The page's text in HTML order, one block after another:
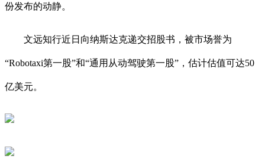
份发布的动静。
文远知行近日向纳斯达克递交招股书，被市场誉为
“Robotaxi第一股”和“通用从动驾驶第一股”，估计估值可达50
亿美元。